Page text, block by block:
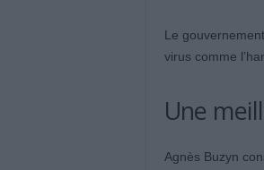
Le
virus comme
Une
Agnès Buzyn